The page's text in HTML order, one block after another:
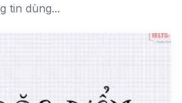
tin dùng...